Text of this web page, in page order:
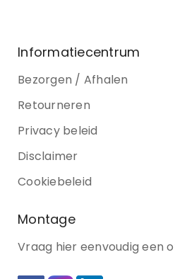
Informatiecentrum
Bezorgen / Afhalen
Retourneren
Privacy beleid
Disclaimer
Cookiebeleid
Montage
Vraag hier eenvoudig een